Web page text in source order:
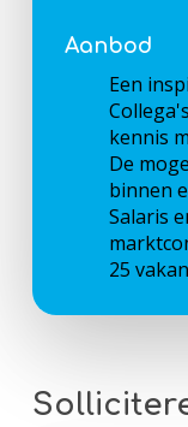
Aanbod
Een
kennis
De
binnen
Salaris
25